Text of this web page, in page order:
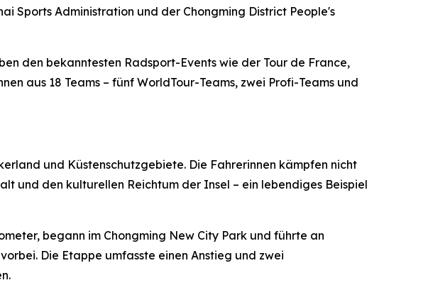
Sports Administration und der Chongming District People's
den bekanntesten Radsport-Events wie der Tour de France,
aus 18 Teams – fünf WorldTour-Teams, zwei Profi-Teams und
und Küstenschutzgebiete. Die Fahrerinnen kämpfen nicht
und den kulturellen Reichtum der Insel – ein lebendiges Beispiel
begann im Chongming New City Park und führte an
Die Etappe umfasste einen Anstieg und zwei